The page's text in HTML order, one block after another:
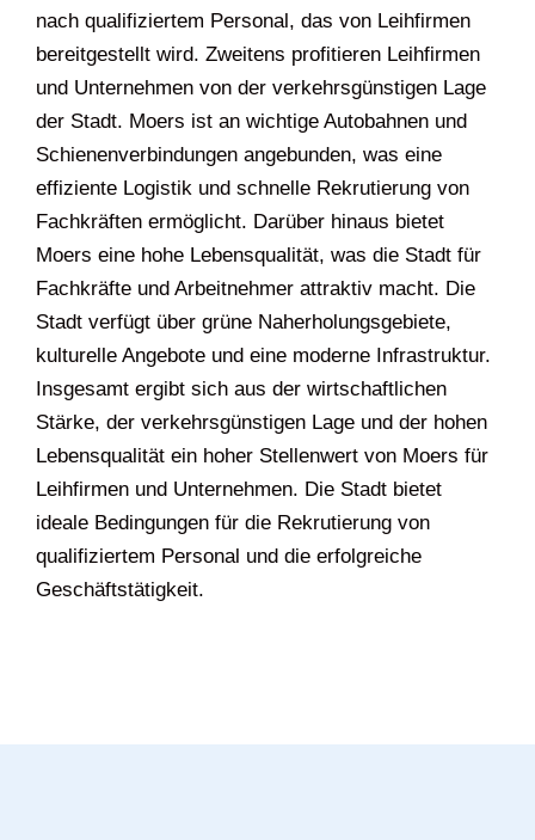
nach qualifiziertem Personal, das von Leihfirmen
bereitgestellt wird. Zweitens profitieren Leihfirmen
und Unternehmen von der verkehrsgünstigen Lage
der Stadt. Moers ist an wichtige Autobahnen und
Schienenverbindungen angebunden, was eine
effiziente Logistik und schnelle Rekrutierung von
Fachkräften ermöglicht. Darüber hinaus bietet
Moers eine hohe Lebensqualität, was die Stadt für
Fachkräfte und Arbeitnehmer attraktiv macht. Die
Stadt verfügt über grüne Naherholungsgebiete,
kulturelle Angebote und eine moderne Infrastruktur.
Insgesamt ergibt sich aus der wirtschaftlichen
Stärke, der verkehrsgünstigen Lage und der hohen
Lebensqualität ein hoher Stellenwert von Moers für
Leihfirmen und Unternehmen. Die Stadt bietet
ideale Bedingungen für die Rekrutierung von
qualifiziertem Personal und die erfolgreiche
Geschäftstätigkeit.